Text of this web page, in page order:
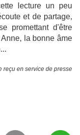
lecture un peu
et de partage,
promettant d'être
la bonne âme
reçu en service de presse